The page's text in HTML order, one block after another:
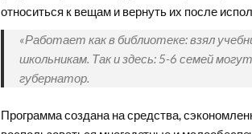
относиться к вещам и вернуть их после
«Работает как в библиотеке: взял
школьникам. Так и здесь: 5-6 семей
губернатор.
Программа создана на средства,